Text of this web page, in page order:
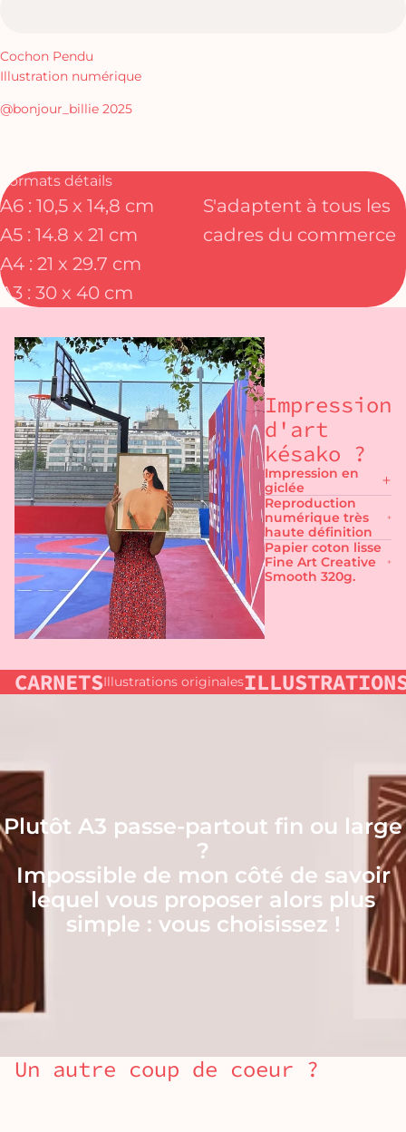
Cochon Pendu
Illustration numérique
@bonjour_billie 2025
Formats détails
A6 : 10,5 x 14,8 cm
A5 : 14.8 x 21 cm
A4 : 21 x 29.7 cm
A3 : 30 x 40 cm
S'adaptent à tous les
cadres du commerce
Impression
d'art
késako ?
Impression en
giclée
Reproduction
numérique très
haute définition
Papier coton lisse
Fine Art Creative
Smooth 320g.
CARNETSIllustrations originales
Plutôt A3 passe-partout fin ou large
?
Impossible de mon côté de savoir
lequel vous proposer alors plus
simple : vous choisissez !
Un autre coup de coeur ?